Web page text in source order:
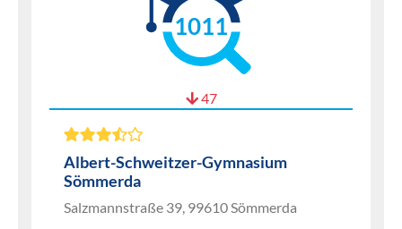
1011
47
Albert-Schweitzer-Gymnasium
Sömmerda
Salzmannstraße 39, 99610 Sömmerda